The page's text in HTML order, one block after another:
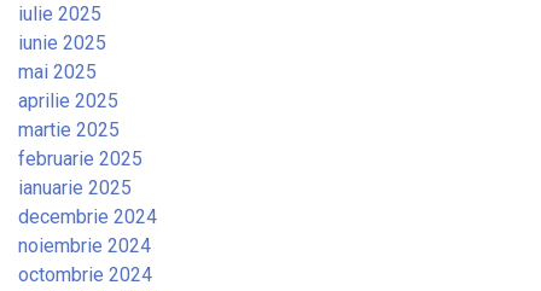
iulie 2025
iunie 2025
mai 2025
aprilie 2025
martie 2025
februarie 2025
ianuarie 2025
decembrie 2024
noiembrie 2024
octombrie 2024